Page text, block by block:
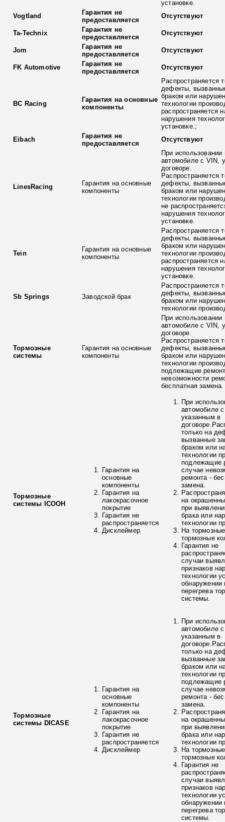
установке.
Vogtland
Гарантия не
предоставляется
Отсутствуют
Ta-Technix
Гарантия не
предоставляется
Отсутствуют
Jom
Гарантия не
предоставляется
Отсутствуют
FK Automotive
Гарантия не
предоставляется
Отсутствуют
BC Racing
Гарантия на основные
компоненты
Распространяется
дефекты,
браком или
технологии
распространяется
нарушения
установке.;
Eibach
Гарантия не
предоставляется
Отсутствуют
LinesRacing
Гарантия на основные
компоненты
При использовании
автомобиле с VIN,
договоре.
Распространяется
дефекты,
браком или
технологии
не
нарушения
установке.
Tein
Гарантия на основные
компоненты
Распространяется
дефекты,
браком или
технологии
распространяется
нарушения
установке.
Sb Springs Заводской брак
Распространяется
дефекты,
браком или
технологии
Тормозные
системы
Гарантия на основные
компоненты
При использовании
автомобиле с VIN,
договоре.
Распространяется
дефекты,
браком или
технологии
подлежащие
невозможности
бесплатная замена.
Тормозные
системы ICOOH
Гарантия на
основные
компоненты
Гарантия на
лакокрасочное
покрытие
Гарантия не
распространяется
Дисклеймер
При
автомобиле
указанным в
только на
вызванные
браком или
технологии
подлежащие
случае
ремонта -
замена.
на
при
брака или
технологии
На
тормозные
Гарантия не
случаи
признаков
технологии
обнаружении
перегрева
системы.
Тормозные
системы DICASE
Гарантия на
основные
компоненты
Гарантия на
лакокрасочное
покрытие
Гарантия не
распространяется
Дисклеймер
При
автомобиле
указанным в
только на
вызванные
браком или
технологии
подлежащие
случае
ремонта -
замена.
на
при
брака или
технологии
На
тормозные
Гарантия не
случаи
признаков
технологии
обнаружении
перегрева
системы.